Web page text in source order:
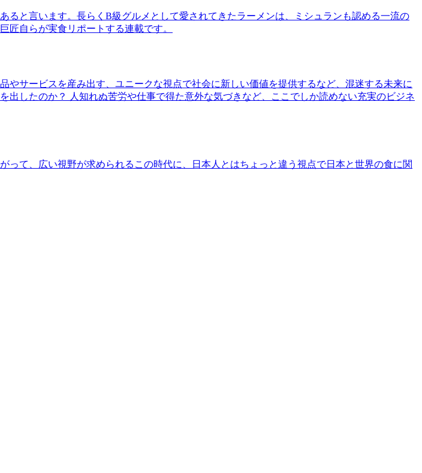
ると言います。長らくB級グルメとして愛されてきたラーメンは、ミシュランも認める一流の
匠自らが実食リポートする連載です。
サービスを産み出す、ユニークな視点で社会に新しい価値を提供するなど、混迷する未来に
したのか？ 人知れぬ苦労や仕事で得た意外な気づきなど、ここでしか読めない充実のビジネ
て、広い視野が求められるこの時代に、日本人とはちょっと違う視点で日本と世界の食に関